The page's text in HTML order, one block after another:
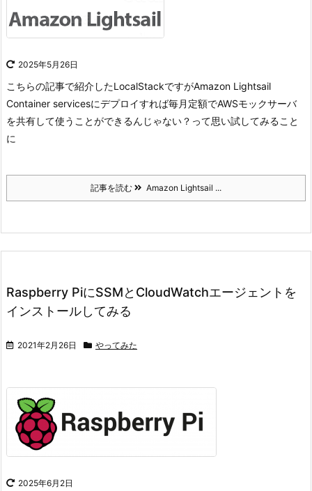
2025年5月26日
こちらの記事で紹介したLocalStackですがAmazon Lightsail
Container servicesにデプロイすれば毎月定額でAWSモックサーバ
を共有して使うことができるんじゃない？って思い試してみること
に
記事を読む Amazon Lightsail ...
Raspberry PiにSSMとCloudWatchエージェントを
インストールしてみる
2021年2月26日 やってみた
2025年6月2日